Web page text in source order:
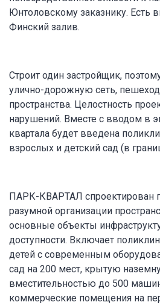
Юнтоловскому заказнику. Есть
Финский залив.
Строит один застройщик,
улично-дорожную сеть,
пространства. Целостность
нарушений. Вместе с вводом в
квартала будет введена
взрослых и детский сад (в
ПАРК-КВАРТАЛ спроектирован
разумной организации
основные объекты
доступности. Включает
детей с современным
сад на 200 мест, крытую
вместительностью до 500
коммерческие помещения на